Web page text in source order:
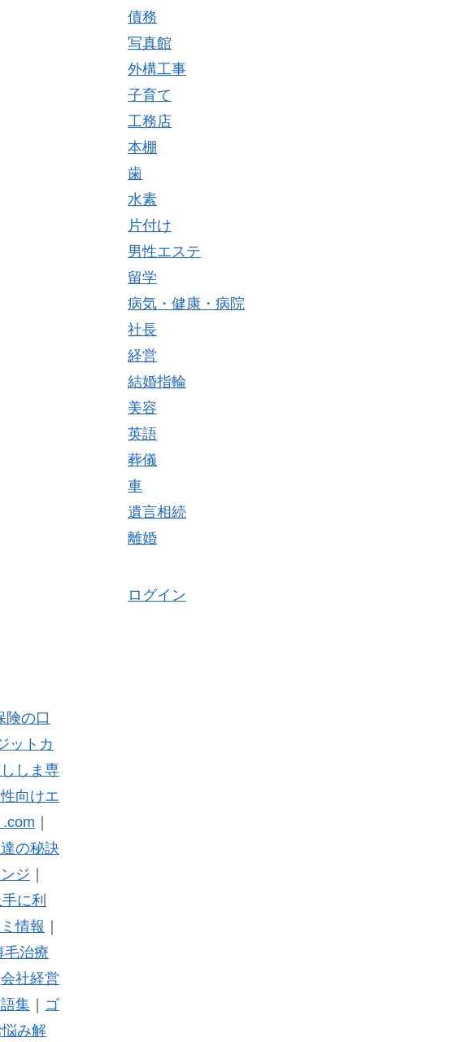
債務
写真館
外構工事
子育て
工務店
本棚
歯
水素
片付け
男性エステ
留学
病気・健康・病院
社長
経営
結婚指輪
美容
英語
葬儀
車
遺言相続
離婚
ログイン
険の口
ットカ
しま専
向けエ
の秘訣
ジ
に利
情報
毛治療
会社経営
集｜
ゴ
み解